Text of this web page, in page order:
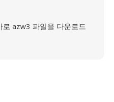
azw3 파일을 다운로드